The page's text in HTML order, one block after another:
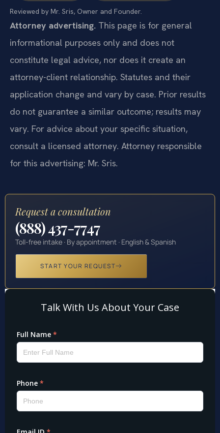
Reviewed by Mr. Sris, Owner and Founder.
Attorney advertising. This page is for general
informational purposes only and does not
constitute legal advice, nor does it create an
attorney-client relationship. Statutes and their
application change and vary by case. Prior results
do not guarantee a similar outcome; results may
vary. For advice about your specific situation,
consult a licensed attorney. Attorney responsible
for this advertising: Mr. Sris.
Request a consultation
(888) 437-7747
Toll-free intake · By appointment · English & Spanish
START YOUR REQUEST